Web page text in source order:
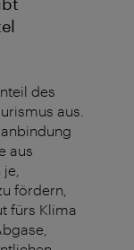
des
aus.
aus
fördern,
fürs Klima